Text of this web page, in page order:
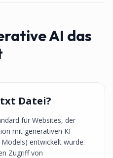
AI das
Datei?
für Websites, der
mit generativen KI-
entwickelt wurde.
Zugriff von